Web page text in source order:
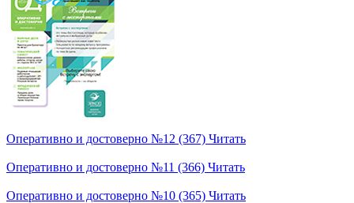
Оперативно и достоверно №12 (367) Читать
Оперативно и достоверно №11 (366) Читать
Оперативно и достоверно №10 (365) Читать